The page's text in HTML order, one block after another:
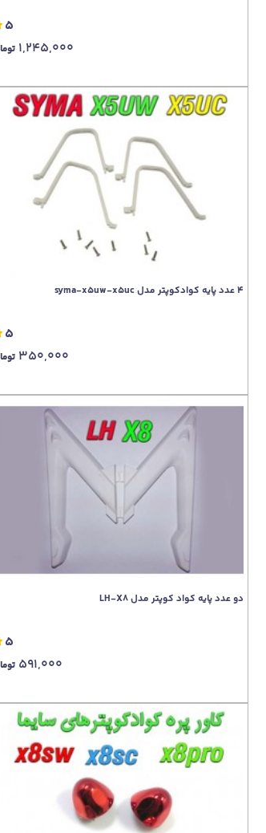
5
1,245,000
4 عدد پایه کوادکوپتر مدل syma-x5uw-x5uc
5
350,000
دو عدد پایه کواد کوپتر مدل LH-X8
5
591,000